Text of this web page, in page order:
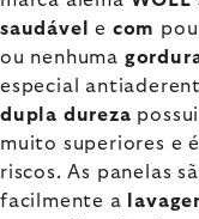
saudável
e com
ou nenhuma
especial
dupla dureza
muito superiores e
riscos. As panelas
facilmente a